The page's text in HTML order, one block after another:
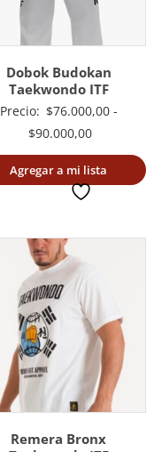
Dobok Budokan
Taekwondo ITF
Precio: $76.000,00 -
$90.000,00Rango
de
precios:
hasta
Agregar a mi lista
Remera Bronx